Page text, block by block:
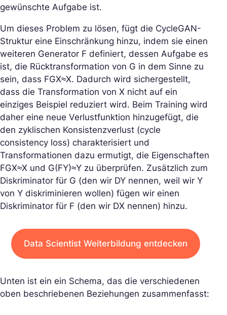
gewünschte Aufgabe ist.
Um dieses Problem zu lösen, fügt die CycleGAN-
Struktur eine Einschränkung hinzu, indem sie einen
weiteren Generator F definiert, dessen Aufgabe es
ist, die Rücktransformation von G in dem Sinne zu
sein, dass FGX≈X. Dadurch wird sichergestellt,
dass die Transformation von X nicht auf ein
einziges Beispiel reduziert wird. Beim Training wird
daher eine neue Verlustfunktion hinzugefügt, die
den zyklischen Konsistenzverlust (cycle
consistency loss) charakterisiert und
Transformationen dazu ermutigt, die Eigenschaften
FGX≈X und G(FY)≈Y zu überprüfen. Zusätzlich zum
Diskriminator für G (den wir DY nennen, weil wir Y
von Y diskriminieren wollen) fügen wir einen
Diskriminator für F (den wir DX nennen) hinzu.
Data Scientist Weiterbildung entdecken
Unten ist ein ein Schema, das die verschiedenen
oben beschriebenen Beziehungen zusammenfasst: